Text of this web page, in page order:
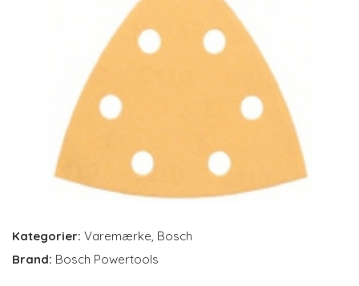
Kategorier: Varemærke Bosch
Brand: Bosch Powertools